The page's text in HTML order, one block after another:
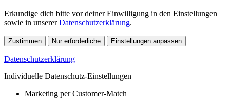
Erkundige dich bitte vor deiner Einwilligung in den Einstellungen
sowie in unsererDatenschutzerklärung.
Zustimmen Nur erforderliche Einstellungen anpassen
Datenschutzerklärung
Individuelle Datenschutz-Einstellungen
Marketing per Customer-Match